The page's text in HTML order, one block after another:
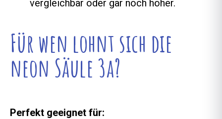
vergleichbar oder gar noch höher.
Für wen lohnt sich die
neon Säule 3a?
Perfekt geeignet für: